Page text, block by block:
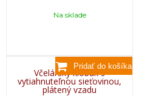
Na sklade
Včelársky klobúk s
vytiahnuteľnou sieťovinou,
plátený vzadu